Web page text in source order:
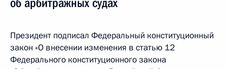
об арбитражных судах
Президент подписал Федеральный конституционный
закон «О внесении изменения в статью 12
Федерального конституционного закона